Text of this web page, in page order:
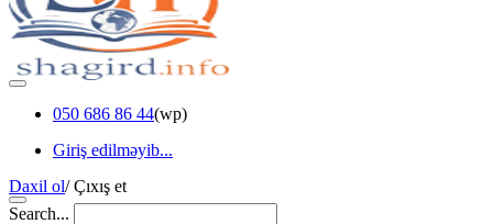
050 686 86 44(wp)
Giriş edilməyib...
Daxil ol/Çıxış et
Search...